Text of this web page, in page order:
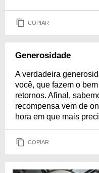
COPIAR
Generosidade
A verdadeira
você, que fazem o
retornos. Afinal,
recompensa vem de
hora em que mais
COPIAR